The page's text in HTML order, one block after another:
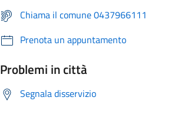
Chiama il comune 0437966111
Prenota un appuntamento
Problemi in città
Segnala disservizio